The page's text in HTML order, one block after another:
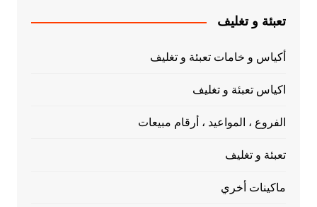
تعبئة و تغليف
أكياس و خامات تعبئة و تغليف
اكياس تعبئة و تغليف
الفروع ، المواعيد ، أرقام مبيعات
تعبئة و تغليف
ماكينات أخري